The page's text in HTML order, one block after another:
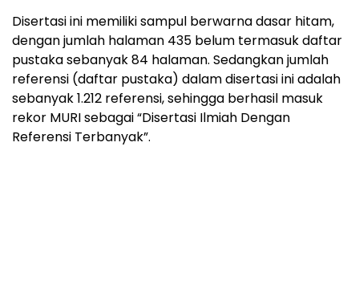
Disertasi ini memiliki sampul berwarna dasar hitam,
dengan jumlah halaman 435 belum termasuk daftar
pustaka sebanyak 84 halaman. Sedangkan jumlah
referensi (daftar pustaka) dalam disertasi ini adalah
sebanyak 1.212 referensi, sehingga berhasil masuk
rekor MURI sebagai “Disertasi Ilmiah Dengan
Referensi Terbanyak”.